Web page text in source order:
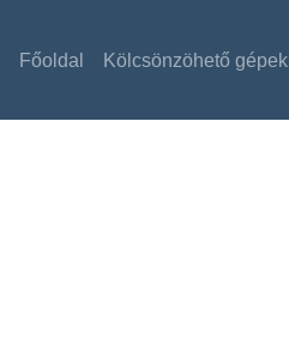
Főoldal Kölcsönzöhető gépek